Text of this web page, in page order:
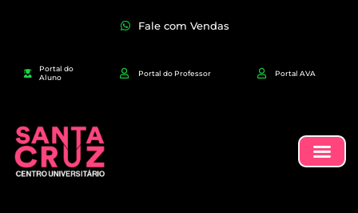
Fale com Vendas
Portal do
Aluno
Portal do Professor Portal AVA